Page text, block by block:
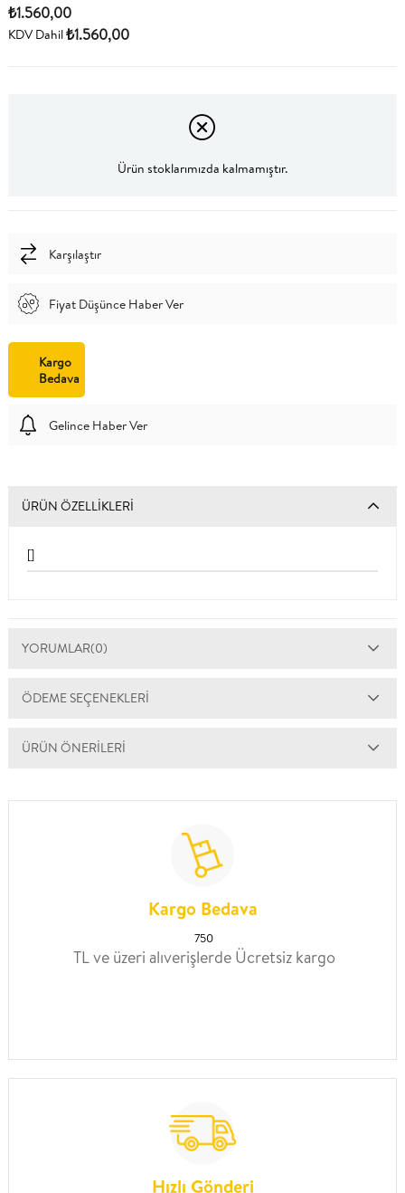
₺1.560,00
KDV Dahil₺1.560,00
Ürün stoklarımızda kalmamıştır.
Karşılaştır
Fiyat Düşünce Haber Ver
Kargo
Bedava
Gelince Haber Ver
ÜRÜN ÖZELLIKLERI
[]
YORUMLAR(0)
ÖDEME SEÇENEKLERI
ÜRÜN ÖNERILERI
Kargo Bedava
750
TL ve üzeri alıverişlerde Ücretsiz kargo
Hızlı Gönderi